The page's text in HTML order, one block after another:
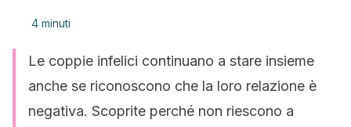
4 minuti
Le coppie infelici continuano a stare insieme
anche se riconoscono che la loro relazione è
negativa. Scoprite perché non riescono a